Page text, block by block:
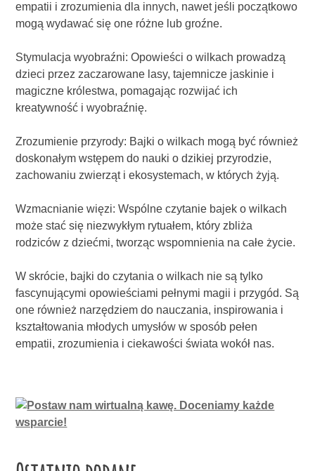
empatii i zrozumienia dla innych, nawet jeśli początkowo
mogą wydawać się one różne lub groźne.
Stymulacja wyobraźni: Opowieści o wilkach prowadzą
dzieci przez zaczarowane lasy, tajemnicze jaskinie i
magiczne królestwa, pomagając rozwijać ich
kreatywność i wyobraźnię.
Zrozumienie przyrody: Bajki o wilkach mogą być również
doskonałym wstępem do nauki o dzikiej przyrodzie,
zachowaniu zwierząt i ekosystemach, w których żyją.
Wzmacnianie więzi: Wspólne czytanie bajek o wilkach
może stać się niezwykłym rytuałem, który zbliża
rodziców z dziećmi, tworząc wspomnienia na całe życie.
W skrócie, bajki do czytania o wilkach nie są tylko
fascynującymi opowieściami pełnymi magii i przygód. Są
one również narzędziem do nauczania, inspirowania i
kształtowania młodych umysłów w sposób pełen
empatii, zrozumienia i ciekawości świata wokół nas.